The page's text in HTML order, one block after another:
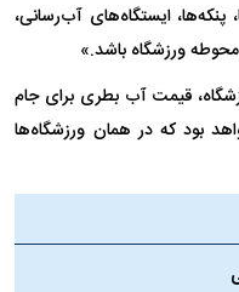
پنکه‌ها، ایستگاه‌های آب‌رسانی،
ورزشگاه باشد.»
قیمت آب بطری برای جام
خواهد بود که در همان ورزشگاه‌ها